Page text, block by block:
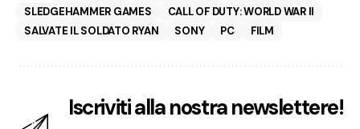
SLEDGEHAMMER GAMES
CALL OF DUTY: WORLD WAR II
SALVATE IL SOLDATO RYAN
SONY PC FILM
Iscriviti alla nostra newslettere!